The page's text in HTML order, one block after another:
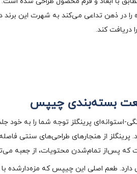
را در ذهن تداعی می‌کند به شهرت این
دریافت کند.
بسته‌بندی چیپس
استوانه‌ای پرینگلز توجه شما را به
پرینگلز از هنجارهای طراحی‌های سنتی
که پس‌از تمام‌شدن محتویات، از جعبه
طعم اصلی این چیپس که